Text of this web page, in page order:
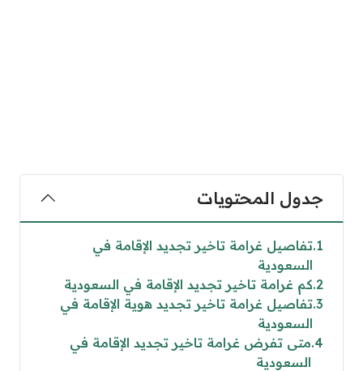
جدول المحتويات
1 تفاصيل غرامة تاخير تجديد الإقامة في
السعودية
2 كم غرامة تاخير تجديد الإقامة في السعودية
3 تفاصيل غرامة تاخير تجديد هوية الإقامة في
السعودية
4 متى تفرض غرامة تاخير تجديد الإقامة في
السعودية